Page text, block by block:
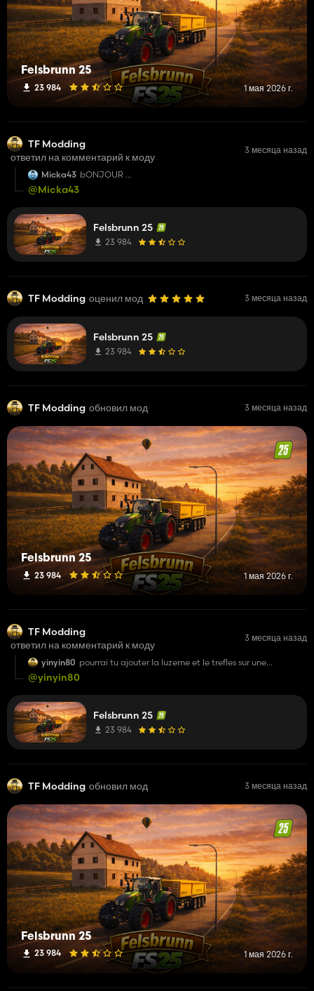
Felsbrunn 25
23 984 1 мая 2026 г.
TF Modding
ответил на комментарий к моду
3 месяца назад
Micka43 bONJOUR
est ce que quelqu'un rencontre ce même problème?
merci
@Micka43
Felsbrunn 25
23 984
TF Modding оценил мод 3 месяца назад
Felsbrunn 25
23 984
TF Modding обновил мод 3 месяца назад
Felsbrunn 25
23 984 1 мая 2026 г.
TF Modding
ответил на комментарий к моду
3 месяца назад
yinyin80 pourrai tu ajouter la luzerne et le trefles sur une
@yinyin80
Felsbrunn 25
23 984
TF Modding обновил мод 3 месяца назад
Felsbrunn 25
23 984 1 мая 2026 г.